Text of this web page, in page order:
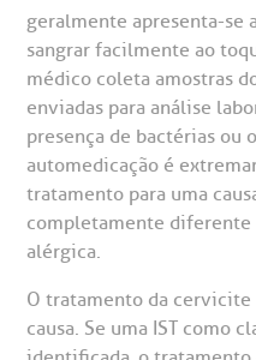
geralmente apresenta-se
sangrar facilmente ao
médico coleta amostras
enviadas para análise
presença de bactérias ou
automedicação é
tratamento para uma
completamente
alérgica.
O tratamento da cervicite
causa. Se uma IST como